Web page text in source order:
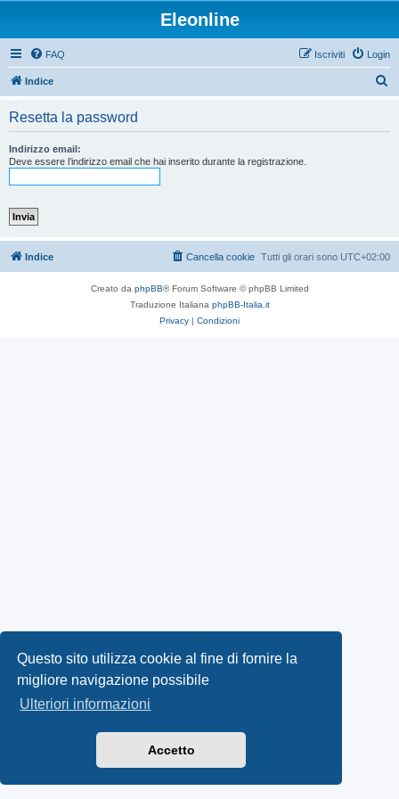
Questo sito utilizza cookie al fine di fornire la
migliore navigazione possibile
Ulteriori informazioni
Accetto
Eleonline
FAQ Login
Iscriviti
Indice
Resetta la password
Indirizzo email:
Deve essere l’indirizzo email che hai inserito durante la registrazione.
Indice Tutti gli orari sono UTC+02:00
Cancella cookie
Creato da phpBB® Forum Software © phpBB Limited
Traduzione Italiana phpBB-Italia.it
Privacy | Condizioni